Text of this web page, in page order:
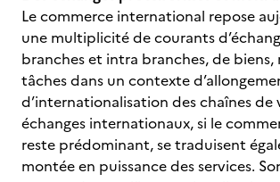
Le commerce international repose
une multiplicité de courants
branches et intra branches, de biens,
tâches dans un contexte
d’internationalisation des chaînes de
échanges internationaux, si le
reste prédominant, se traduisent
montée en puissance des services.